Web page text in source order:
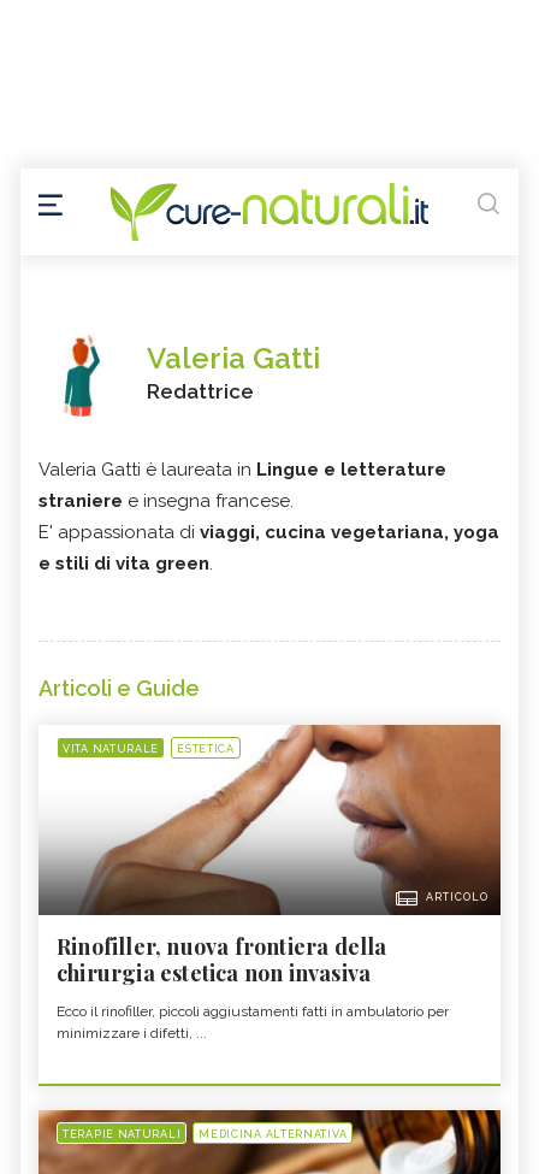
Valeria Gatti
Redattrice
Valeria Gatti è laureata in Lingue e letterature
straniere e insegna francese.
E' appassionata di viaggi, cucina vegetariana, yoga
e stili di vita green.
Articoli e Guide
VITA NATURALE ESTETICA
ARTICOLO
Rinofiller, nuova frontiera della
chirurgia estetica non invasiva
Ecco il rinofiller, piccoli aggiustamenti fatti in ambulatorio per
minimizzare i difetti, ...
TERAPIE NATURALI MEDICINA ALTERNATIVA